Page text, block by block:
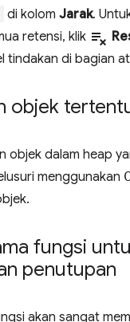
di kolom Jarak.
retensi, klik playlist_remove
tindakan di bagian
objek
objek dalam heap
menggunakan
fungsi
penutupan
akan sangat